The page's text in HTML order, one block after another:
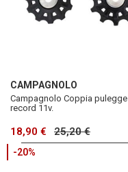
CAMPAGNOLO
Campagnolo Coppia pulegge
record 11v.
18,90 € 25,20 €
-20%